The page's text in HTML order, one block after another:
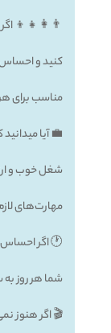
👨‍👩‍👧‍👦 اگر
کنید و احساس
مناسب برای
💼 آیا
شغل خوب و
مهارت‌های
🕐 اگر احساس
شما هر روز
🎬 اگر هنوز